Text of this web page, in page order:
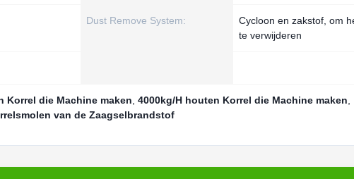
Dust Remove System:
Cycloon en zakstof, om
te verwijderen
Korrel die Machine maken 4000kg/H houten Korrel die Machine maken
van de Zaagselbrandstof